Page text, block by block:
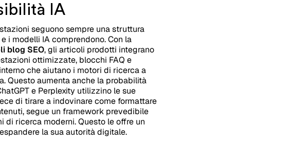
IA
seguono sempre una struttura
i modelli IA comprendono. Con la
blog SEO, gli articoli prodotti integrano
ottimizzate, blocchi FAQ e
che aiutano i motori di ricerca a
Questo aumenta anche la probabilità
e Perplexity utilizzino le sue
di tirare a indovinare come formattare
segue un framework prevedibile
di ricerca moderni. Questo le offre un
la sua autorità digitale.